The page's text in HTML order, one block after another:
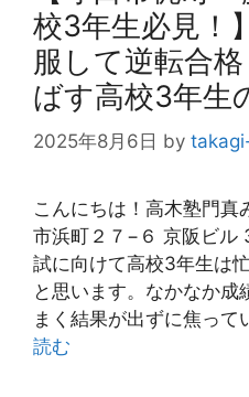
校3年生必見！
服して逆転合
ばす高校3年生
2025年8月6日 by
こんにちは！高木塾門
市浜町２７−６ 京阪ビル
試に向けて高校3年生は
と思います。なかなか成
まく結果が出ずに焦っ
読む